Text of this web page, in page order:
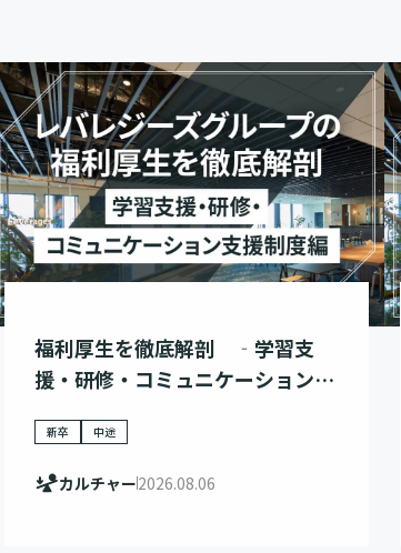
福利厚生を徹底解剖 ‐学習支
援・研修・コミュニケーション支
新卒 中途
カルチャー2026.08.06